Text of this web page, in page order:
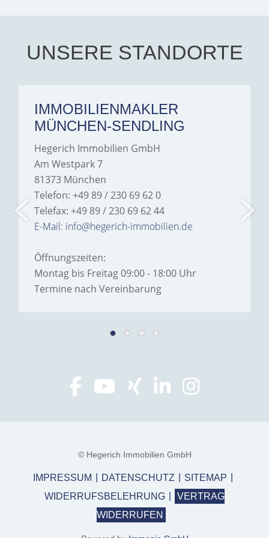
UNSERE STANDORTE
IMMOBILIENMAKLER
MÜNCHEN-SENDLING
Hegerich Immobilien GmbH
Am Westpark 7
81373 München
Telefon: +49 89 / 230 69 62 0
Telefax: +49 89 / 230 69 62 44
E-Mail: info@hegerich-immobilien.de
Öffnungszeiten:
Montag bis Freitag 09:00 - 18:00 Uhr
Termine nach Vereinbarung
© Hegerich Immobilien GmbH
IMPRESSUM DATENSCHUTZ
SITEMAP
WIDERRUFSBELEHRUNG
VERTRAG
WIDERRUFEN